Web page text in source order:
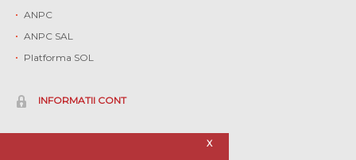
X
ANPC
ANPC SAL
Platforma SOL
INFORMATII CONT